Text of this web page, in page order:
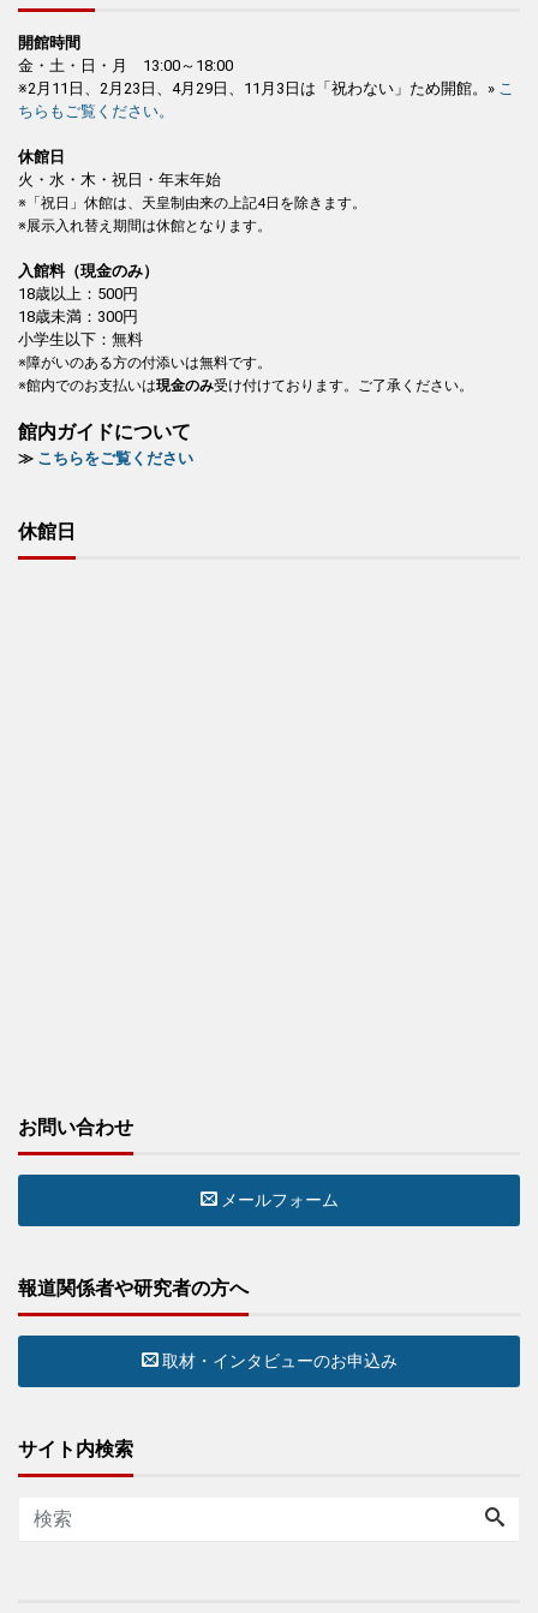
開館時間
金・土・日・月 13:00～18:00
※2月11日、2月23日、4月29日、11月3日は「祝わない」ため開館。» こ
ちらもご覧ください。
休館日
火・水・木・祝日・年末年始
※「祝日」休館は、天皇制由来の上記4日を除きます。
※展示入れ替え期間は休館となります。
入館料（現金のみ）
18歳以上：500円
18歳未満：300円
小学生以下：無料
※障がいのある方の付添いは無料です。
※館内でのお支払いは現金のみ受け付けております。ご了承ください。
館内ガイドについて
≫ こちらをご覧ください
休館日
お問い合わせ
メールフォーム
報道関係者や研究者の方へ
取材・インタビューのお申込み
サイト内検索